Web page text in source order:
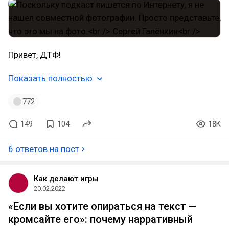
Привет, ДТФ!
Показать полностью
772
149 104 18K
6 ответов на пост
Как делают игры
20.02.2022
«Если вы хотите опираться на текст —
кромсайте его»: почему нарративный